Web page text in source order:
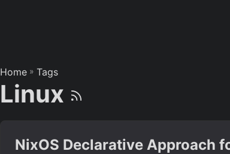
Home » Tags
Linux
NixOS Declarative Approach